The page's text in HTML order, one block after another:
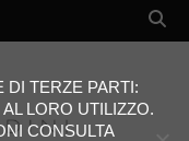
DI TERZE PARTI:
LORO UTILIZZO.
CONSULTA